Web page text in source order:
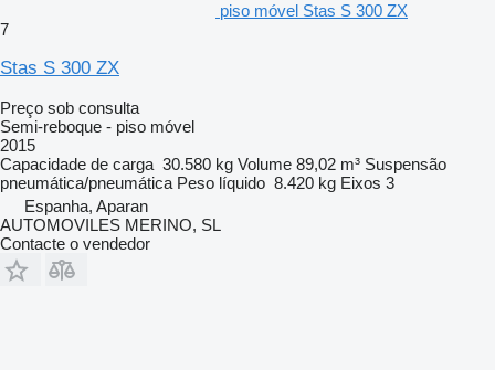
piso móvel Stas S 300 ZX
7
Stas S 300 ZX
Preço sob consulta
Semi-reboque - piso móvel
2015
Capacidade de carga 30.580 kg Volume 89,02 m³ Suspensão
pneumática/pneumática Peso líquido 8.420 kg Eixos 3
Espanha, Aparan
AUTOMOVILES MERINO, SL
Contacte o vendedor